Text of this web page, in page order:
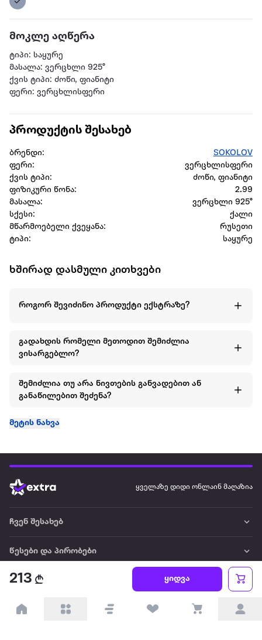
მოკლე აღწერა
ტიპი: საყურე
მასალა: ვერცხლი 925°
ქვის ტიპი: ძოწი, ფიანიტი
ფერი: ვერცხლისფერი
213 ყიდვა
პროდუქტის შესახებ
ბრენდი:
SOKOLOV
ფერი:
ვერცხლისფერი
ქვის ტიპი:
ძოწი, ფიანიტი
ფიზიკური წონა:
2.99
მასალა:
ვერცხლი 925°
სქესი:
ქალი
მწარმოებელი ქვეყანა:
რუსეთი
ტიპი:
საყურე
ხშირად დასმული კითხვები
როგორ შევიძინო პროდუქტი ექსტრაზე?
გადახდის რომელი მეთოდით შემიძლია
ვისარგებლო?
შემიძლია თუ არა ნივთების განვადებით ან
განაწილებით შეძენა?
მეტის ნახვა
ყველაზე დიდი ონლაინ მაღაზია
ჩვენ შესახებ
წესები და პირობები
პარტნიორებისთვის
ტრენდული